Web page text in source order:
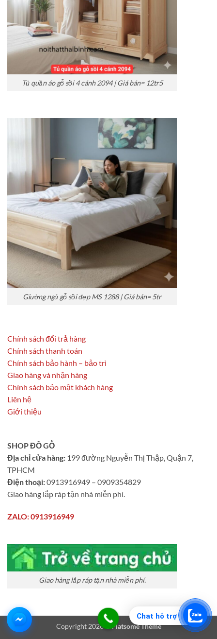
Chat hỗ trợ
Tủ quần áo gỗ sồi 4 cánh 2094 | Giá bán= 12tr5
Giường ngủ gỗ sồi đẹp MS 1288 | Giá bán= 5tr
Chính sách đổi trả hàng
Chính sách thanh toán
Chính sách bảo hành – bảo trì
Giao hàng và nhận hàng
Chính sách bảo mật khách hàng
Liên hệ
Giới thiệu
SHOP ĐỒ GỖ
Địa chỉ cửa hàng: 199 đường Nguyễn Thị Thập, Quận 7,
TPHCM
Điện thoại:0913916949 – 0909354829
Giao hàng lắp ráp tận nhà miễn phí.
ZALO: 0913916949
Giao hàng lắp ráp tận nhà miễn phí.
Copyright 2026 ©Flatsome Theme